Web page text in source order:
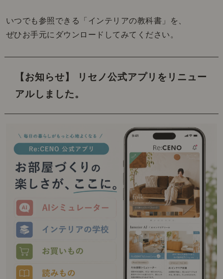
いつでも参照できる「インテリアの教科書」を、
ぜひお手元にダウンロードしてみてください。
【お知らせ】 リセノ公式アプリをリニュー
アルしました。